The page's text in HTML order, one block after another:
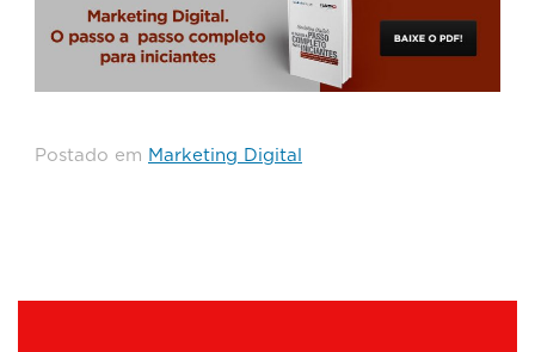
Postado em Marketing Digital